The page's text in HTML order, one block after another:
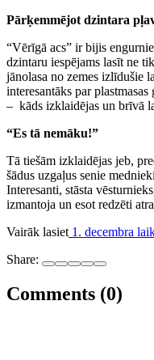
Pārķemmējot dzintara
“Vērīgā acs” ir bijis
dzintaru iespējams lasīt ne
jānolasa no zemes izlīdušie
interesantāks par
– kāds izklaidējas un brīvā
“Es tā nemāku!”
Tā tiešām izklaidējas jeb,
šādus uzgaļus senie
Interesanti, stāsta
izmantoja un esot redzēti
Vairāk lasiet 1. decembra
Share:
Comments (0)